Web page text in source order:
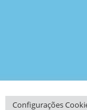
Configurações